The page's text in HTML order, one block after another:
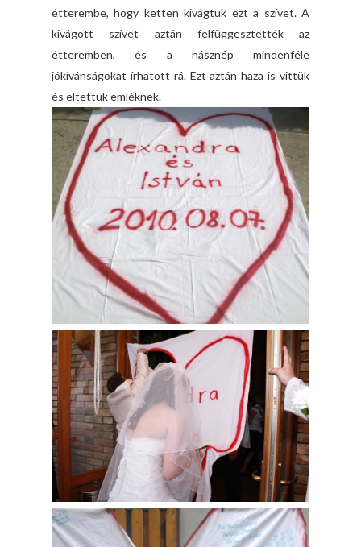
étterembe, hogy ketten kivágtuk ezt a szívet. A
kivágott szívet aztán felfüggesztették az
étteremben, és a násznép mindenféle
jókívánságokat írhatott rá. Ezt aztán haza is vittük
és eltettük emléknek.